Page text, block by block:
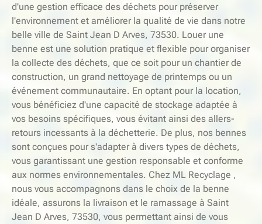
d'une gestion efficace des déchets pour préserver
l'environnement et améliorer la qualité de vie dans notre
belle ville de Saint Jean D Arves, 73530. Louer une
benne est une solution pratique et flexible pour organiser
la collecte des déchets, que ce soit pour un chantier de
construction, un grand nettoyage de printemps ou un
événement communautaire. En optant pour la location,
vous bénéficiez d'une capacité de stockage adaptée à
vos besoins spécifiques, vous évitant ainsi des allers-
retours incessants à la déchetterie. De plus, nos bennes
sont conçues pour s'adapter à divers types de déchets,
vous garantissant une gestion responsable et conforme
aux normes environnementales. Chez ML Recyclage ,
nous vous accompagnons dans le choix de la benne
idéale, assurons la livraison et le ramassage à Saint
Jean D Arves, 73530, vous permettant ainsi de vous